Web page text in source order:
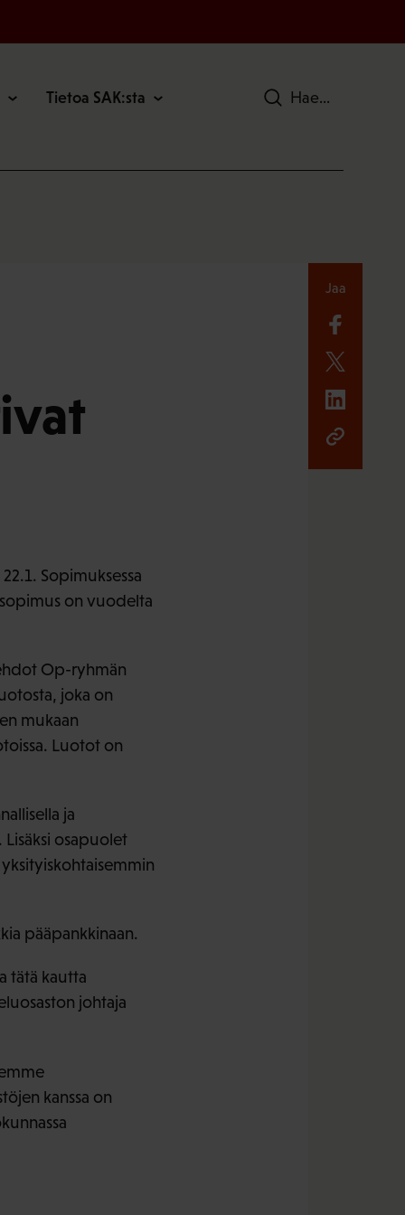
Tietoa SAK:sta Hae
Sopimuksessa
on vuodelta
Op-ryhmän
joka on
mukaan
Luotot on
ja
osapuolet
pääpankkinaan.
tätä kautta
johtaja
kanssa on
Jaa